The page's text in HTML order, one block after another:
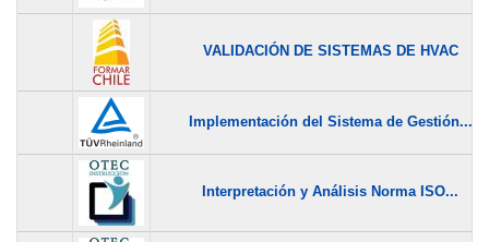
VALIDACIÓN DE SISTEMAS DE HVAC
Implementación del Sistema de Gestión...
Interpretación y Análisis Norma ISO...